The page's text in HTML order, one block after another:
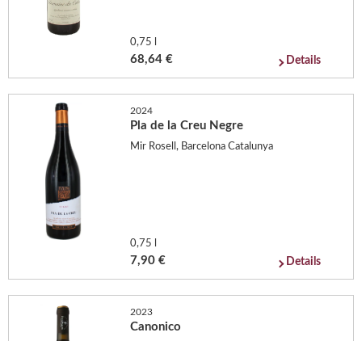
0,75 l
68,64 € Details
2024
Pla de la Creu Negre
Mir Rosell, Barcelona Catalunya
0,75 l
7,90 € Details
2023
Canonico